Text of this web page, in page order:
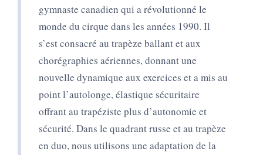
gymnaste canadien qui a révolutionné le
monde du cirque dans les années 1990. Il
s’est consacré au trapèze ballant et aux
chorégraphies aériennes, donnant une
nouvelle dynamique aux exercices et a mis au
point l’autolonge, élastique sécuritaire
offrant au trapéziste plus d’autonomie et
sécurité. Dans le quadrant russe et au trapèze
en duo, nous utilisons une adaptation de la